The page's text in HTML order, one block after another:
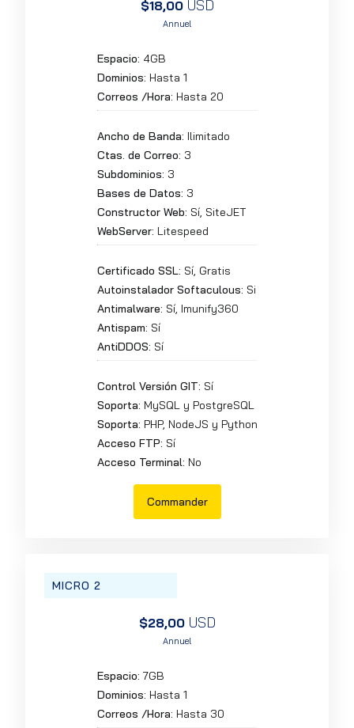
$18,00 USD
Annuel
Espacio: 4GB
Dominios: Hasta 1
Correos /Hora: Hasta 20
Ancho de Banda: Ilimitado
Ctas. de Correo: 3
Subdominios: 3
Bases de Datos: 3
Constructor Web: Sí, SiteJET
WebServer: Litespeed
Certificado SSL: Sí, Gratis
Autoinstalador Softaculous: Si
Antimalware: Sí, Imunify360
Antispam: Sí
AntiDDOS: Sí
Control Versión GIT: Sí
Soporta: MySQL y PostgreSQL
Soporta: PHP, NodeJS y Python
Acceso FTP: Sí
Acceso Terminal: No
Commander
MICRO 2
$28,00 USD
Annuel
Espacio: 7GB
Dominios: Hasta 1
Correos /Hora: Hasta 30